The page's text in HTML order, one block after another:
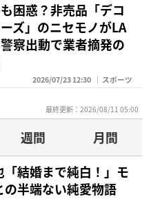
困惑？非売品「デコ
ズ」のニセモノがLA
察出動で業者摘発の
2026/07/23 12:30 スポーツ
最終更新：2026/08/11 05:00
週間
月間
「結婚まで純白！」モ
の半端ない純愛物語